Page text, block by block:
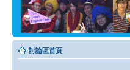
討論區首頁